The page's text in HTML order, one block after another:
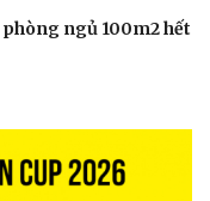
ngủ 100m2 hết